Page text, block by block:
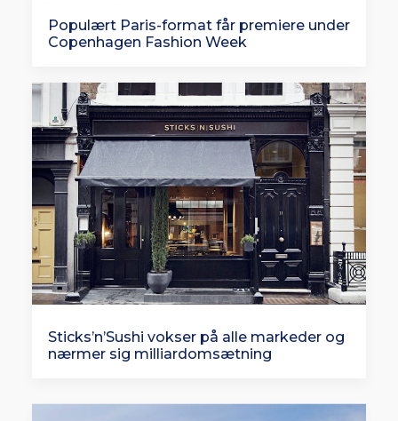
Populært Paris-format får premiere under
Copenhagen Fashion Week
Sticks’n’Sushi vokser på alle markeder og
nærmer sig milliardomsætning